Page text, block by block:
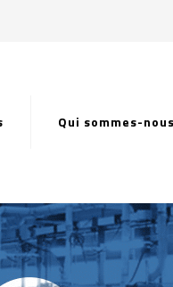
Qui sommes-